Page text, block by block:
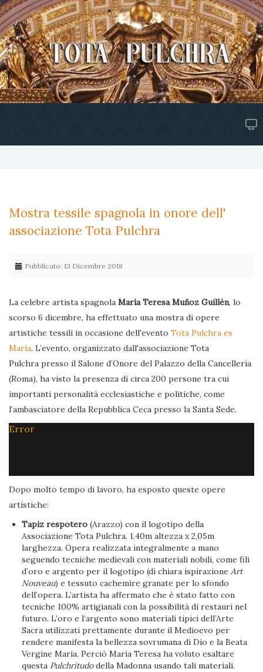
Mostra tessile spagnola in onore dell'
associazione Tota Pulchra
Pubblicato: 13 Dicembre 2018
La celebre artista spagnola María Teresa Muñoz Guillén, lo
scorso 6 dicembre, ha effettuato una mostra di opere
artistiche tessili in occasione dell'evento Tota Pulchra es
Maria. L’evento, organizzato dall'associazione Tota
Pulchra presso il Salone d’Onore del Palazzo della Cancelleria
(Roma), ha visto la presenza di circa 200 persone tra cui
importanti personalità ecclesiastiche e politiche, come
l’ambasciatore della Repubblica Ceca presso la Santa Sede.
Error
Dopo molto tempo di lavoro, ha esposto queste opere
artistiche:
Tapiz respotero (Arazzo) con il logotipo della
Associazione Tota Pulchra. 1,40m altezza x 2,05m
larghezza. Opera realizzata integralmente a mano
seguendo tecniche medievali con materiali nobili, come fili
d’oro e argento per il logotipo (di chiara ispirazioneArt
Nouveau) e tessuto cachemire granate per lo sfondo
dell’opera. L’artista ha affermato che è stato fatto con
tecniche 100% artigianali con la possibilità di restauri nel
futuro. L’oro e l’argento sono materiali tipici dell’Arte
Sacra utilizzati prettamente durante il Medioevo per
rendere manifesta la bellezza sovrumana di Dio e la Beata
Vergine Maria. Perciò María Teresa ha voluto esaltare
questa Pulchritudodella Madonna usando tali materiali.